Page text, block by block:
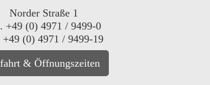
Norder Straße 1
+49 (0) 4971 / 9499-0
+49 (0) 4971 / 9499-19
& Öffnungszeiten